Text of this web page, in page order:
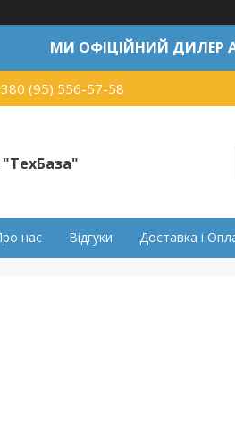
МИ ОФІЦІЙНИЙ ДИЛЕР
(95) 556-57-58
"ТехБаза"
нас Відгуки Доставка і